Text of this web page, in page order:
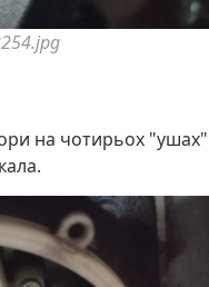
на чотирьох "ушах"